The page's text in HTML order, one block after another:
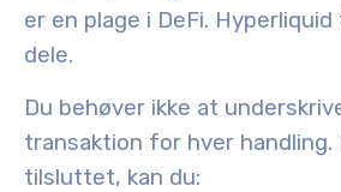
er en plage i DeFi.
dele.
Du behøver ikke at
transaktion for hver handling.
tilsluttet, kan du: